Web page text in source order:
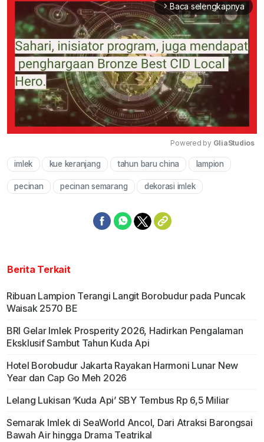
arrow_forward_ios Baca selengkapnya
Mute
Powered by GliaStudios
imlek kue keranjang tahun baru china lampion
pecinan pecinan semarang dekorasi imlek
Berita Terkait
Ribuan Lampion Terangi Langit Borobudur pada Puncak
Waisak 2570 BE
BRI Gelar Imlek Prosperity 2026, Hadirkan Pengalaman
Eksklusif Sambut Tahun Kuda Api
Hotel Borobudur Jakarta Rayakan Harmoni Lunar New
Year dan Cap Go Meh 2026
Lelang Lukisan ‘Kuda Api’ SBY Tembus Rp 6,5 Miliar
Semarak Imlek di SeaWorld Ancol, Dari Atraksi Barongsai
Bawah Air hingga Drama Teatrikal